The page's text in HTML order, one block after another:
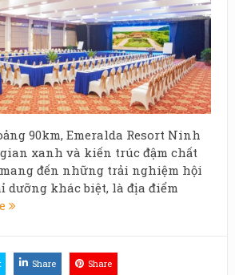
90km, Emeralda Resort Ninh
xanh và kiến trúc đậm chất
mang đến những trải nghiệm hội
dưỡng khác biệt, là địa điểm
Share Share